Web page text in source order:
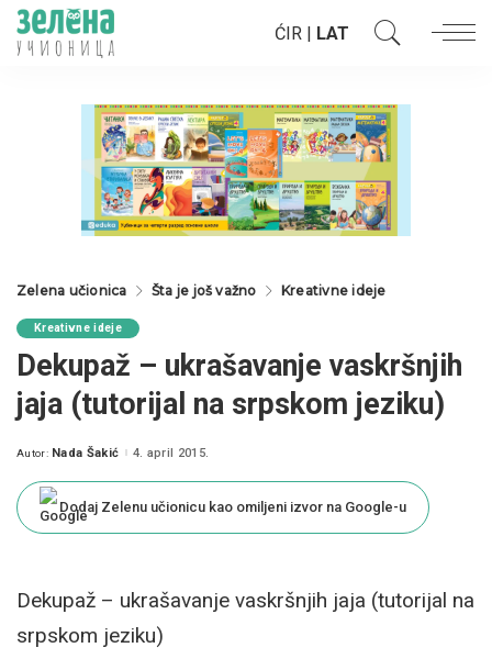
ĆIR | LAT
Zelena učionica Šta je još važno Kreativne ideje
Kreativne ideje
Dekupaž – ukrašavanje vaskršnjih
jaja (tutorijal na srpskom jeziku)
Posted
Autor: Nada Šakić 4. april 2015.
Dodaj Zelenu učionicu kao omiljeni izvor na Google-u
Dekupaž – ukrašavanje vaskršnjih jaja (tutorijal na
srpskom jeziku)